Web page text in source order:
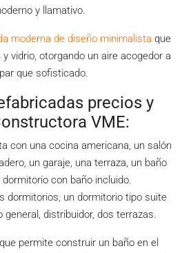
y llamativo.
moderna de diseño minimalista que
vidrio, otorgando un aire acogedor a
que sofisticado.
precios y
VME:
con una cocina americana, un salón
un garaje, una terraza, un baño
dormitorio con baño incluido.
dormitorios, un dormitorio tipo suite
general, distribuidor, dos terrazas.
permite construir un baño en el